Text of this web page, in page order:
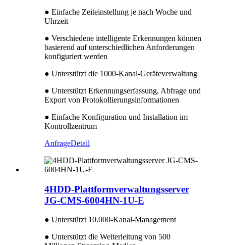
● Einfache Zeiteinstellung je nach Woche und
Uhrzeit
● Verschiedene intelligente Erkennungen können
basierend auf unterschiedlichen Anforderungen
konfiguriert werden
● Unterstützt die 1000-Kanal-Geräteverwaltung
● Unterstützt Erkennungserfassung, Abfrage und
Export von Protokollierungsinformationen
● Einfache Konfiguration und Installation im
Kontrollzentrum
AnfrageDetail
4HDD-Plattformverwaltungsserver
JG-CMS-6004HN-1U-E
● Unterstützt 10.000-Kanal-Management
● Unterstützt die Weiterleitung von 500